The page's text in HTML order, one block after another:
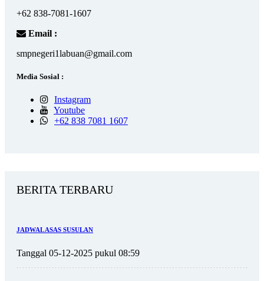
+62 838-7081-1607
Email :
smpnegeri1labuan@gmail.com
Media Sosial :
Instagram
Youtube
+62 838 7081 1607
BERITA TERBARU
JADWAL ASAS SUSULAN
Tanggal 05-12-2025 pukul 08:59